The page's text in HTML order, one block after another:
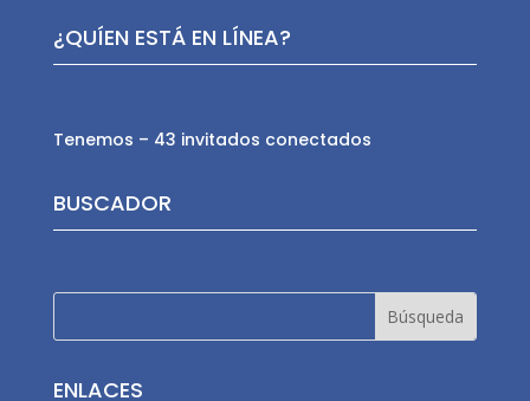
¿QUÍEN ESTÁ EN LÍNEA?
Tenemos – 43 invitados conectados
BUSCADOR
ENLACES